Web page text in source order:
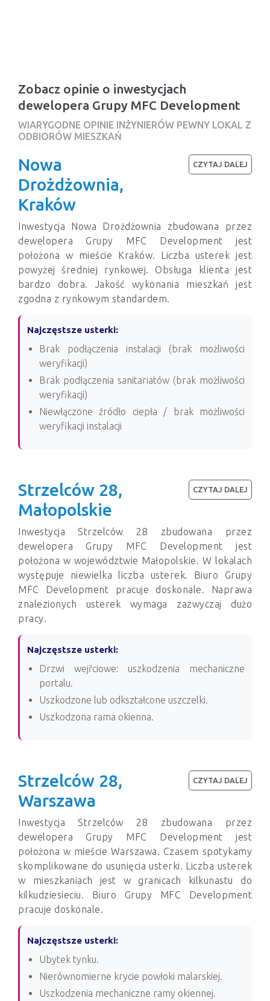
Zobacz opinie o inwestycjach
dewelopera Grupy MFC Development
WIARYGODNE OPINIE INŻYNIERÓW PEWNY LOKAL Z
ODBIORÓW MIESZKAŃ
Nowa
Drożdżownia,
Kraków
Inwestycja Nowa Drożdżownia zbudowana przez
dewelopera Grupy MFC Development jest
położona w mieście Kraków. Liczba usterek jest
powyżej średniej rynkowej. Obsługa klienta jest
bardzo dobra. Jakość wykonania mieszkań jest
zgodna z rynkowym standardem.
Najczęstsze usterki:
Brak podłączenia instalacji (brak możliwości
weryfikacji)
Brak podłączenia sanitariatów (brak możliwości
weryfikacji)
Niewłączone źródło ciepła / brak możliwości
weryfikacji instalacji
CZYTAJ DALEJ
Strzelców 28,
Małopolskie
Inwestycja Strzelców 28 zbudowana przez
dewelopera Grupy MFC Development jest
położona w województwie Małopolskie. W lokalach
występuje niewielka liczba usterek. Biuro Grupy
MFC Development pracuje doskonale. Naprawa
znalezionych usterek wymaga zazwyczaj dużo
pracy.
Najczęstsze usterki:
Drzwi wejřciowe: uszkodzenia mechaniczne
portalu.
Uszkodzone lub odkształcone uszczelki.
Uszkodzona rama okienna.
CZYTAJ DALEJ
Strzelców 28,
Warszawa
Inwestycja Strzelców 28 zbudowana przez
dewelopera Grupy MFC Development jest
położona w mieście Warszawa. Czasem spotykamy
skomplikowane do usunięcia usterki. Liczba usterek
w mieszkaniach jest w granicach kilkunastu do
kilkudziesieciu. Biuro Grupy MFC Development
pracuje doskonale.
Najczęstsze usterki:
Ubytek tynku.
Nierównomierne krycie powłoki malarskiej.
Uszkodzenia mechaniczne ramy okiennej.
CZYTAJ DALEJ